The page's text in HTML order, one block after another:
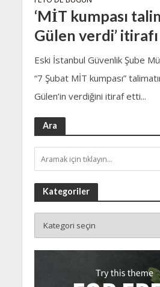
‘MİT kumpası
Gülen verdi’ itirafı
Eski İstanbul Güvenlik Şube
“7 Şubat MİT kumpası”
Gülen’in verdiğini itiraf etti...
Ara
Kategoriler